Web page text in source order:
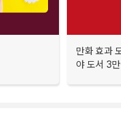
만화 효과
야 도서 3